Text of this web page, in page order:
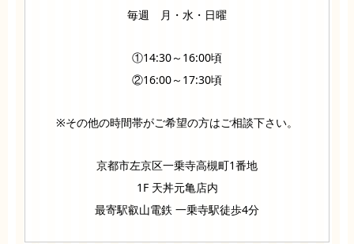
毎週 月・水・日曜
①14:30～16:00頃
②16:00～17:30頃
※その他の時間帯がご希望の方はご相談下さい。
京都市左京区一乗寺高槻町1番地
1F 天丼元亀店内
最寄駅叡山電鉄 一乗寺駅徒歩4分